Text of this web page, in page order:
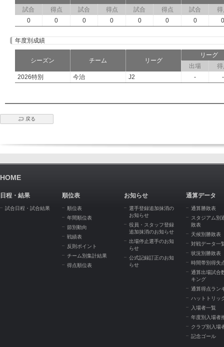
試合
得点 試合 得点 試合 得点 試合
得
0
0 0 0 0 0 0 0
年度別成績
シーズン チーム リーグ
リーグ
出場
得
2026特別
今治 J2 - -
戻る
HOME
日程・結果
試合日程・試合結果
順位表
順位表
年間順位表
節別動向
戦績表
反則ポイント
チーム別集計結果
得点順位表
お知らせ
選手登録追加抹消の
お知らせ
役員・スタッフ登録
追加抹消のお知らせ
出場停止選手のお知
らせ
公式記録訂正のお知
らせ
通算データ
通算勝敗表
スタジアム別
敗表
天候別勝敗表
対戦データ一
状況別勝敗表
時間帯別得失
通算出場試合
キング
通算得点ラン
ハットトリッ
入場者一覧
年度別入場者
クラブ別入場
記念ゴール